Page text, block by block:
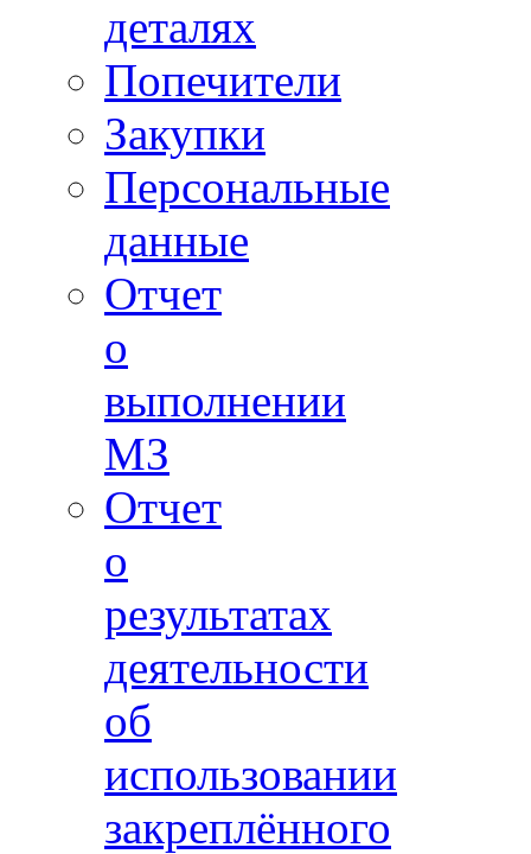
деталях
Попечители
Закупки
Персональные
данные
Отчет
о
выполнении
МЗ
Отчет
о
результатах
деятельности
об
использовании
закреплённого